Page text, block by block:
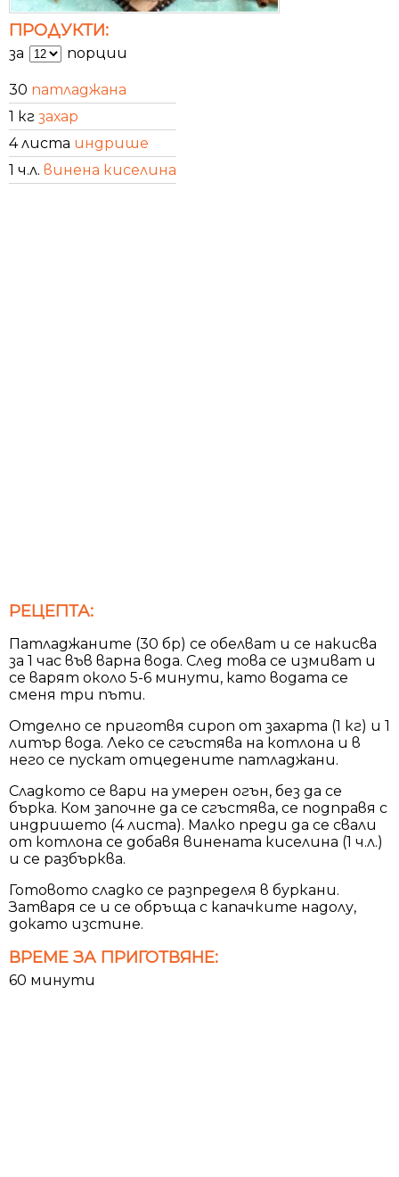
ПРОДУКТИ:
за порции
30 патладжана
1 кг захар
4 листа индрише
1 ч.л. винена киселина
РЕЦЕПТА:
Патладжаните (30 бр) се обелват и се накисва
за 1 час във варна вода. След това се измиват и
се варят около 5-6 минути, като водата се
сменя три пъти.
Отделно се приготвя сироп от захарта (1 кг) и 1
литър вода. Леко се сгъстява на котлона и в
него се пускат отцедените патладжани.
Сладкото се вари на умерен огън, без да се
бърка. Ком започне да се сгъстява, се подправя с
индришето (4 листа). Малко преди да се свали
от котлона се добавя винената киселина (1 ч.л.)
и се разбърква.
Готовото сладко се разпределя в буркани.
Затваря се и се обръща с капачките надолу,
докато изстине.
ВРЕМЕ ЗА ПРИГОТВЯНЕ:
60 минути